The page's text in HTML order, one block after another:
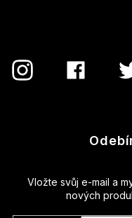
Vložte svůj e-mail a
nových